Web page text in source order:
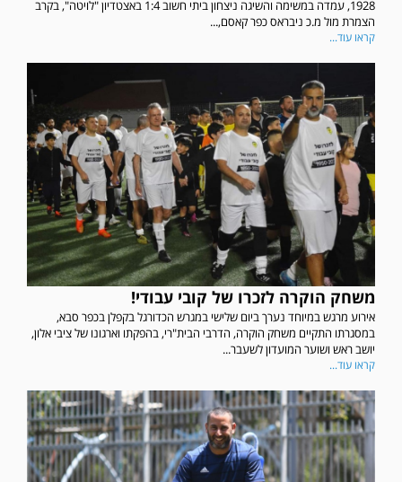
1928, עמדה במשימה והשיגה ניצחון ביתי חשוב 1:4 באצטדיון "לויטה", בקרב
הצמרת מול מ.כ ניבראס כפר קאסם,...
קראו עוד...
משחק הוקרה לזכרו של קובי עבודי!
אירוע מרגש במיוחד נערך ביום שלישי במגרש הכדורגל בקפלן בכפר סבא,
במסגרתו התקיים משחק הוקרה, הדרבי הבית"רי, בהפקתו וארגונו של ציבי אלון,
יושב ראש ושוער המועדון לשעבר...
קראו עוד...